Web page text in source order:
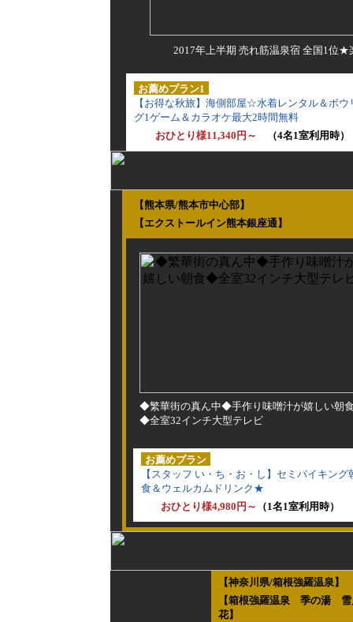
2017年上半期 売れ筋温泉宿 全国1位
お薦めプラン1
【お得な秋旅】海側部屋☆水着レンタル＆ボウ
グ1ゲーム＆カラオケ最大2時間無料
おひとり様11,340円～
（4名1室利用時）
【熊本県/熊本市中心部】
【エクストールイン熊本銀座通】
◆繁華街の真ん中◆手作り味噌汁が嬉しい朝
◆全室32インチ大型テレビ
お薦めプラン
【スタッフ い・ち・お・し】セミバイキング
食＆ウェルカムドリンク★
おひとり様4,980円～ （1名1室利用時）
【神奈川県/箱根強羅温泉】
【箱根強羅温泉 季の湯 雪
花】